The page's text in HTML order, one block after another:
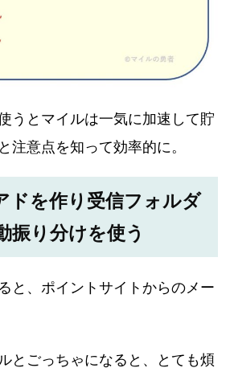
うとマイルは一気に加速して貯
注意点を知って効率的に。
ドを作り受信フォルダ
振り分けを使う
と、ポイントサイトからのメー
とごっちゃになると、とても煩